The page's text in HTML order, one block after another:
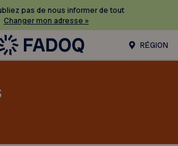
pas de nous informer de tout
Changer mon adresse »
RÉGION